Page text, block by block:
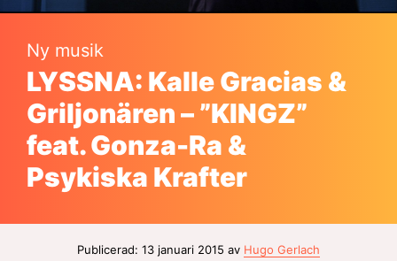
Ny musik
LYSSNA: Kalle Gracias &
Griljonären – ”KINGZ”
feat. Gonza-Ra &
Psykiska Krafter
Publicerad: 13 januari 2015 av Hugo Gerlach